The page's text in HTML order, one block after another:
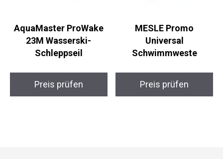
AquaMaster ProWake
23M Wasserski-
Schleppseil
Preis prüfen
MESLE Promo
Universal
Schwimmweste
Preis prüfen